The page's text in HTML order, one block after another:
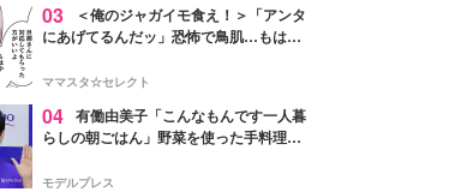
03
＜俺のジャガイモ食え！＞「アンタ
にあげてるんだッ」恐怖で鳥肌…もはや
ママスタ☆セレクト
04 有働由美子「こんなもんです一人暮
らしの朝ごはん」野菜を使った手料理公
そう」と反響
モデルプレス